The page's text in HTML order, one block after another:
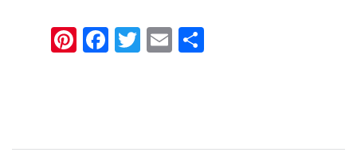
Pinterest
Facebook
Twitter
Email